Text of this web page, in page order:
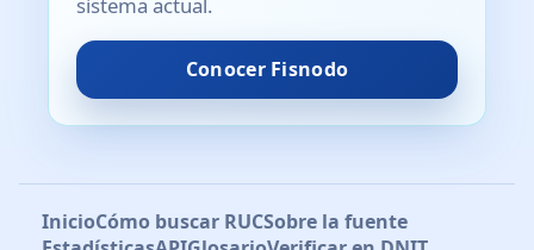
Conocer Fisnodo
InicioCómo buscar RUCSobre la fuente